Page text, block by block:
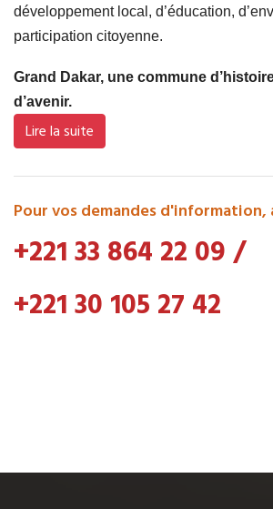
développement local, d’éducation,
participation citoyenne.
Grand Dakar, une commune
d’avenir.
Lire la suite
Pour vos demandes
+221 33 864 22 09/
+221 30 105 27 42